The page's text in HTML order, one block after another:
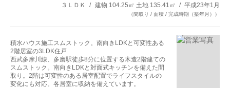
３ＬＤＫ 建物 104.25㎡ 土地 135.41㎡ 平成23年1月
（間取り / 面積 / 完成時期（築年月））
積水ハウス施工スムストック。南向きLDKと可変性ある
2階居室の3LDK住戸
西武多摩川線、多磨駅徒歩8分に位置する木造2階建ての
スムストック。南向きLDKと対面式キッチンを備えた間
取り。2階は可変性のある居室配置でライフスタイルの
変化にも対応。各居室に収納を備えています。